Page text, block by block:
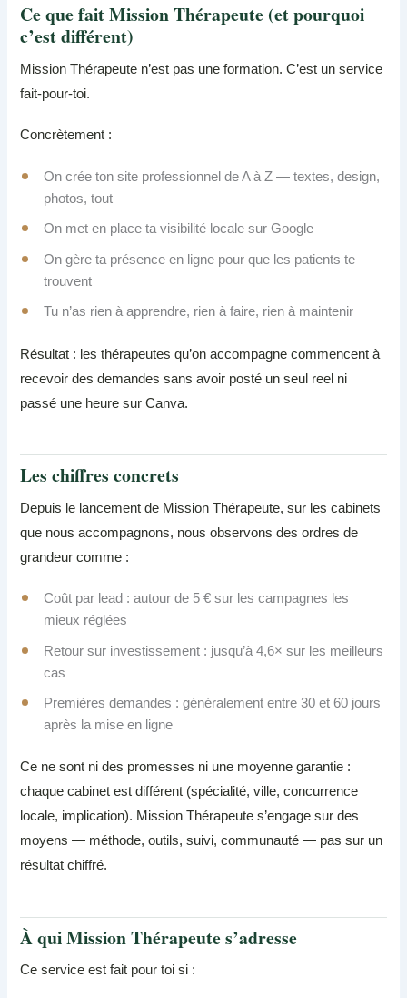
Ce que fait Mission Thérapeute (et pourquoi
c’est différent)
Mission Thérapeute n’est pas une formation. C’est un service
fait-pour-toi.
Concrètement :
On crée ton site professionnel de A à Z — textes, design,
photos, tout
On met en place ta visibilité locale sur Google
On gère ta présence en ligne pour que les patients te
trouvent
Tu n’as rien à apprendre, rien à faire, rien à maintenir
Résultat : les thérapeutes qu’on accompagne commencent à
recevoir des demandes sans avoir posté un seul reel ni
passé une heure sur Canva.
Les chiffres concrets
Depuis le lancement de Mission Thérapeute, sur les cabinets
que nous accompagnons, nous observons des ordres de
grandeur comme :
Coût par lead : autour de 5 € sur les campagnes les
mieux réglées
Retour sur investissement : jusqu’à 4,6× sur les meilleurs
cas
Premières demandes : généralement entre 30 et 60 jours
après la mise en ligne
Ce ne sont ni des promesses ni une moyenne garantie :
chaque cabinet est différent (spécialité, ville, concurrence
locale, implication). Mission Thérapeute s’engage sur des
moyens — méthode, outils, suivi, communauté — pas sur un
résultat chiffré.
À qui Mission Thérapeute s’adresse
Ce service est fait pour toi si :